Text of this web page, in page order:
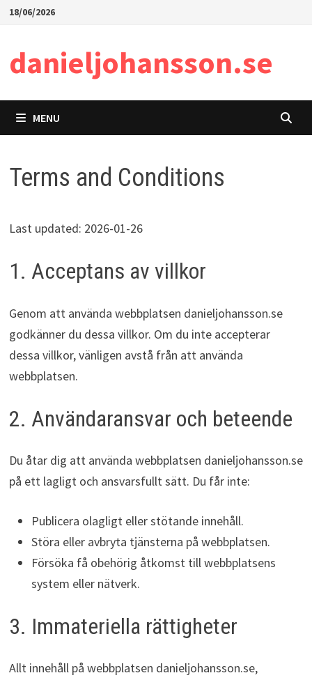
Skip18/06/2026
danieljohansson.se
MENU
Terms and Conditions
Last updated: 2026-01-26
1. Acceptans av villkor
Genom att använda webbplatsen danieljohansson.se
godkänner du dessa villkor. Om du inte accepterar
dessa villkor, vänligen avstå från att använda
webbplatsen.
2. Användaransvar och beteende
Du åtar dig att använda webbplatsen danieljohansson.se
på ett lagligt och ansvarsfullt sätt. Du får inte:
Publicera olagligt eller stötande innehåll.
Störa eller avbryta tjänsterna på webbplatsen.
Försöka få obehörig åtkomst till webbplatsens
system eller nätverk.
3. Immateriella rättigheter
Allt innehåll på webbplatsen danieljohansson.se,